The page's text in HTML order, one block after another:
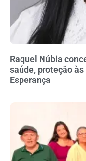
Raquel Núbia
saúde, proteção
Esperança